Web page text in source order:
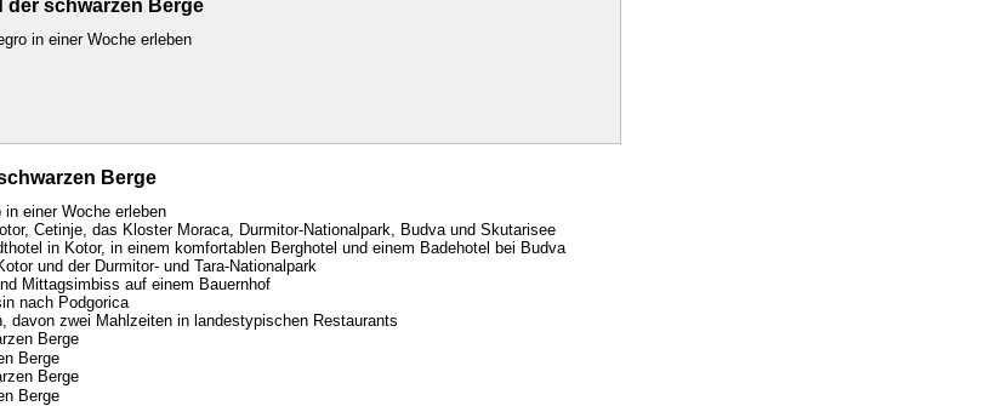
der schwarzen Berge
in einer Woche erleben
Berge
in einer Woche erleben
Cetinje, das Kloster Moraca, Durmitor-Nationalpark, Budva und Skutarisee
in Kotor, in einem komfortablen Berghotel und einem Badehotel bei Budva
und der Durmitor- und Tara-Nationalpark
Mittagsimbiss auf einem Bauernhof
nach Podgorica
davon zwei Mahlzeiten in landestypischen Restaurants
Berge
Berge